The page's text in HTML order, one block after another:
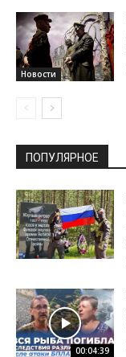
Новости
ПОПУЛЯРНОЕ
00:04:39